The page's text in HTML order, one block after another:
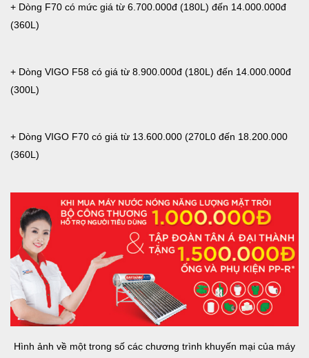
+ Dòng F70 có mức giá từ 6.700.000đ (180L) đến 14.000.000đ
(360L)
+ Dòng VIGO F58 có giá từ 8.900.000đ (180L) đến 14.000.000đ
(300L)
+ Dòng VIGO F70 có giá từ 13.600.000 (270L0 đến 18.200.000
(360L)
Hình ảnh về một trong số các chương trình khuyến mại của máy